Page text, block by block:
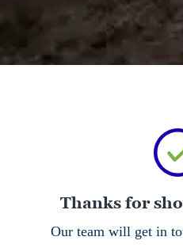
Thanks for
Our team will get in